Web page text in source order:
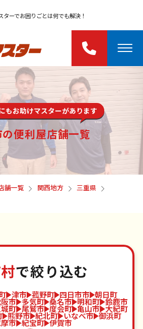
ターでお困りごとは何でも解決！
もお助けマスターがあります
便利屋店舗一覧
舗一覧 関西地方
三重県
で絞り込む
津市 菰野町 四日市市 朝日町
市 多気町 桑名市 明和町 鈴鹿市
町 尾鷲市 度会町 亀山市 大紀町
熊野市 紀北町 いなべ市 御浜町
市 紀宝町 伊賀市